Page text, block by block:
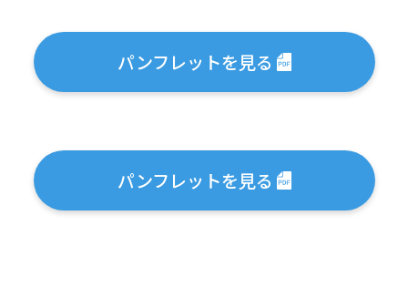
パンフレットを見る
パンフレットを見る